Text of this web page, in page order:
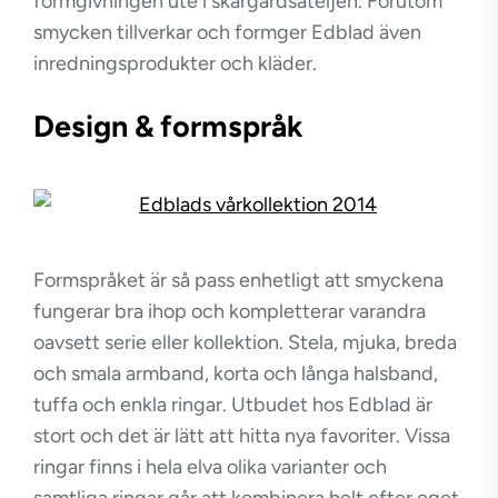
smycken tillverkar och formger Edblad även
inredningsprodukter och kläder.
Design & formspråk
Formspråket är så pass enhetligt att smyckena
fungerar bra ihop och kompletterar varandra
oavsett serie eller kollektion. Stela, mjuka, breda
och smala armband, korta och långa halsband,
tuffa och enkla ringar. Utbudet hos Edblad är
stort och det är lätt att hitta nya favoriter. Vissa
ringar finns i hela elva olika varianter och